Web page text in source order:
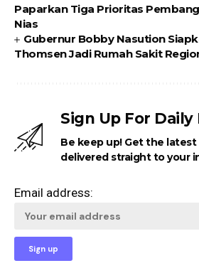
Paparkan Tiga Prioritas
Nias
Gubernur Bobby Nasution
Thomsen Jadi Rumah Sakit
Sign Up For
Be keep up! Get the
delivered straight to your
Email address: